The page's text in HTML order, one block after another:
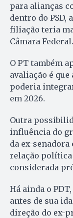
para alianças
dentro do PSD,
filiação teria
Câmara Federal.
O PT também
avaliação é
poderia
em 2026.
Outra
influência do
da ex-
relação
considerada
Há ainda o
antes de sua
direção do ex-